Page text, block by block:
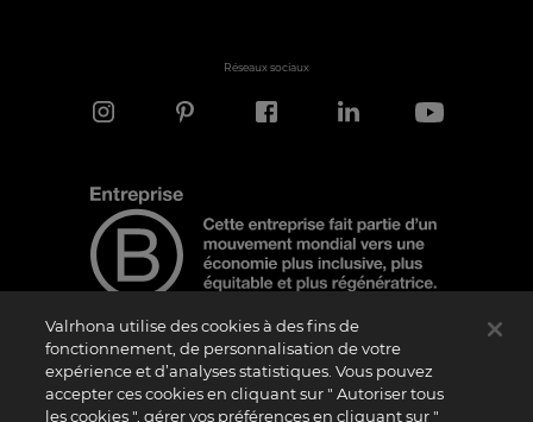
Réseaux sociaux
Note d'information
Le logo “Certified B Corporation” est attribué par B Lab, une organisation privée à
Valrhona utilise des cookies à des fins de
fonctionnement, de personnalisation de votre
expérience et d’analyses statistiques. Vous pouvez
accepter ces cookies en cliquant sur " Autoriser tous
les cookies ", gérer vos préférences en cliquant sur "